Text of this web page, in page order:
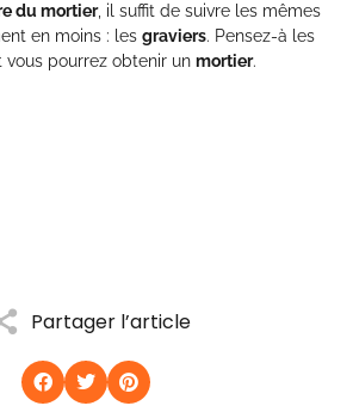
Partager l’article
du mortier, il suffit de suivre les mêmes
en moins : les graviers. Pensez-à les
vous pourrez obtenir un mortier.